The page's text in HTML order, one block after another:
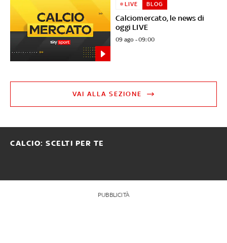
Calciomercato, le news di
oggi LIVE
LIVE BLOG
09 ago - 09:00
VAI ALLA SEZIONE
CALCIO: SCELTI PER TE
PUBBLICITÀ